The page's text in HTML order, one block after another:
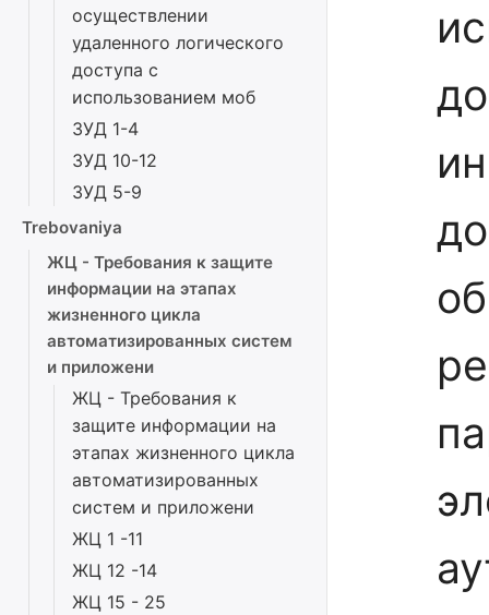
осуществлении
удаленного логического
доступа с
использованием моб
ЗУД 1-4
ЗУД 10-12
ЗУД 5-9
Trebovaniya
ЖЦ - Требования к защите
информации на этапах
жизненного цикла
автоматизированных систем
и приложени
ЖЦ - Требования к
защите информации на
этапах жизненного цикла
автоматизированных
систем и приложени
ЖЦ 1 -11
ЖЦ 12 -14
ЖЦ 15 - 25